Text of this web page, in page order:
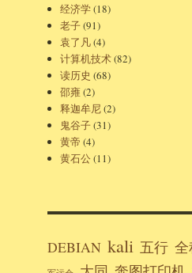
经济学(18)
老子(91)
袁了凡(4)
计算机技术(82)
读历史 (68)
邵雍(2)
释迦牟尼(2)
鬼谷子(31)
黄帝 (4)
黄石公(11)
DEBIAN kali 五行